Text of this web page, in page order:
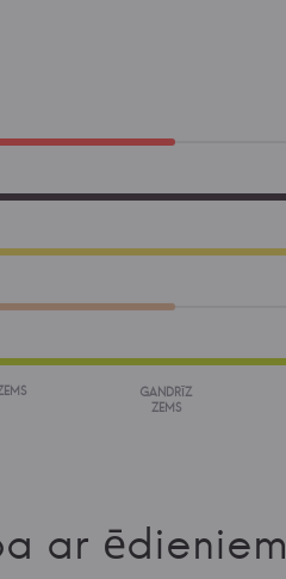
GANDRĪZ
ZEMS
ar ēdieniem